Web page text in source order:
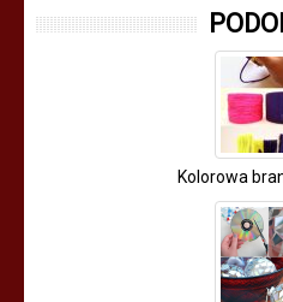
Kolorowa